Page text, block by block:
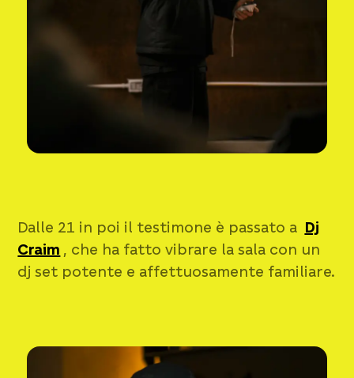
Dalle 21 in poi il testimone è passato a Dj
Craim , che ha fatto vibrare la sala con un
dj set potente e affettuosamente familiare.